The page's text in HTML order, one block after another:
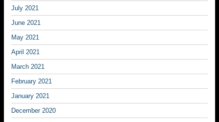
July 2021
June 2021
May 2021
April 2021
March 2021
February 2021
January 2021
December 2020